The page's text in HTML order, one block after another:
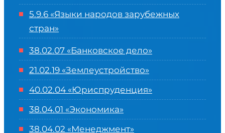
5.9.6 «Языки народов зарубежных
стран»
38.02.07 «Банковское дело»
21.02.19 «Землеустройство»
40.02.04 «Юриспруденция»
38.04.01 «Экономика»
38.04.02 «Менеджмент»